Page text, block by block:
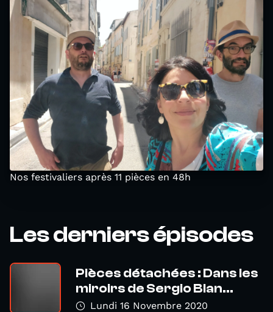
Nos festivaliers après 11 pièces en 48h
Les derniers épisodes
Pièces détachées : Dans les
miroirs de Sergio Blan...
Lundi 16 Novembre 2020